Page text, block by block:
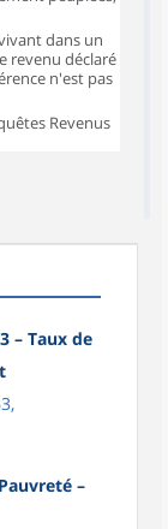
dans un
revenu déclaré
n'est pas
Revenus
– Taux de
Pauvreté –